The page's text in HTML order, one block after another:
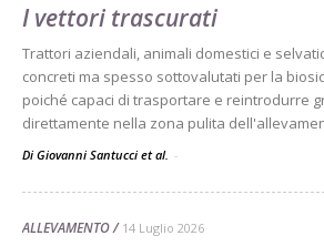
I vettori trascurati
Trattori aziendali, animali domestici e
concreti ma spesso sottovalutati per la
poiché capaci di trasportare e reintrodurre
direttamente nella zona pulita
Di Giovanni Santucci et al. -
ALLEVAMENTO 14 Luglio 2026